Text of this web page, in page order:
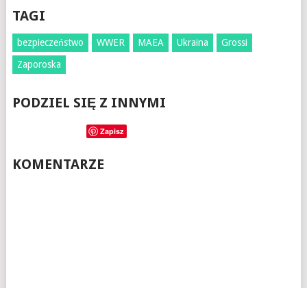
TAGI
bezpieczeństwo WWER MAEA Ukraina
Grossi
Zaporoska
PODZIEL SIĘ Z INNYMI
Zapisz
KOMENTARZE